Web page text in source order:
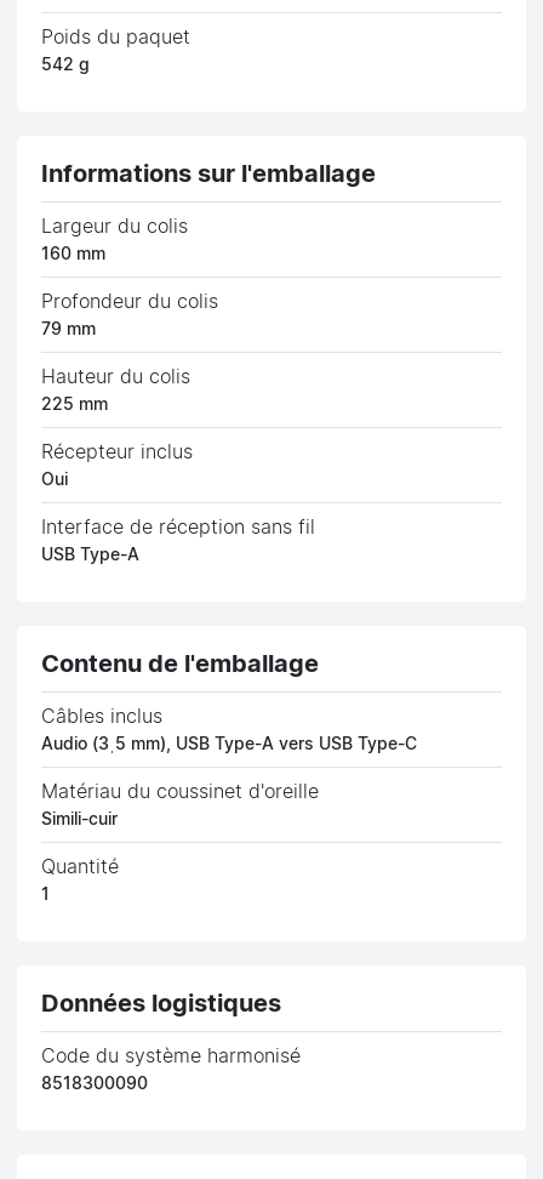
Poids du paquet
542 g
Informations sur l'emballage
Largeur du colis
160 mm
Profondeur du colis
79 mm
Hauteur du colis
225 mm
Récepteur inclus
Oui
Interface de réception sans fil
USB Type-A
Contenu de l'emballage
Câbles inclus
Audio (3ˌ5 mm), USB Type-A vers USB Type-C
Matériau du coussinet d'oreille
Simili-cuir
Quantité
1
Données logistiques
Code du système harmonisé
8518300090